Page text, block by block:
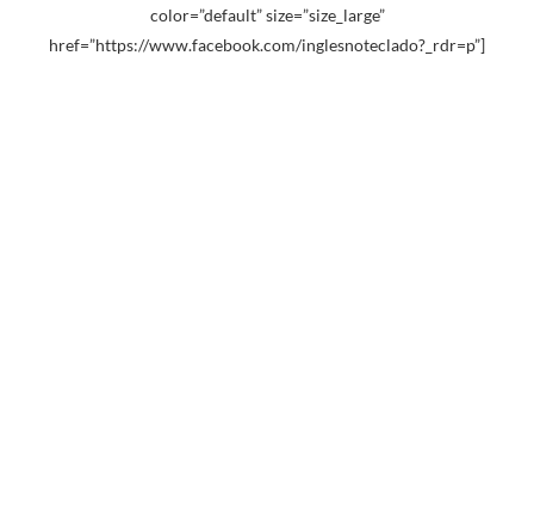
color=”default” size=”size_large”
href=”https://www.facebook.com/inglesnoteclado?_rdr=p”]